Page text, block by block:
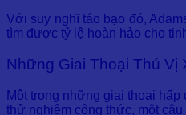
Với suy nghĩ táo bạo đó,
tìm được tỷ lệ hoàn hảo cho
Những Giai Thoại Thú Vị
Một trong những giai thoại
thử nghiệm công thức, một